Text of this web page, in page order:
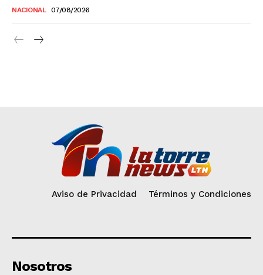
NACIONAL 07/08/2026
Aviso de Privacidad Términos y Condiciones
Nosotros